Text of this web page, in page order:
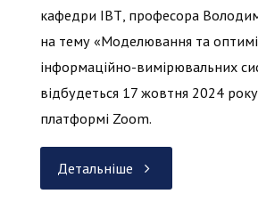
кафедри ІВТ, професора
на тему «Моделювання та
інформаційно-вимірювальних
відбудеться 17 жовтня 2024
платформі Zoom.
Детальніше "Запрошуємо